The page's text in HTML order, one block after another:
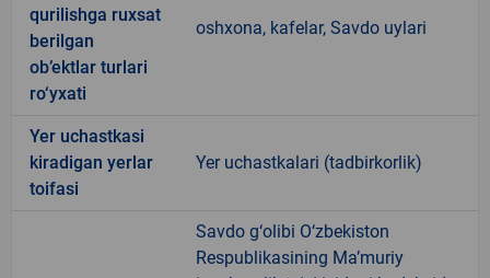
qurilishga ruxsat
berilgan
ob’ektlar turlari
ro‘yxati
oshxona, kafelar, Savdo uylari
Yer uchastkasi
kiradigan yerlar
toifasi
Yer uchastkalari (tadbirkorlik)
Savdo g‘olibi O‘zbekiston
Respublikasining Ma’muriy